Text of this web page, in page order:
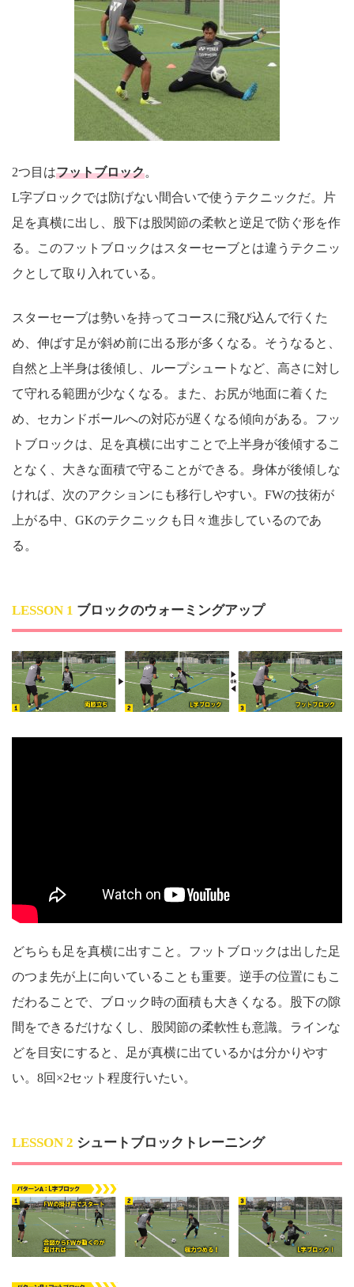
2つ目はフットブロック。
L字ブロックでは防げない間合いで使うテクニックだ。片
足を真横に出し、股下は股関節の柔軟と逆足で防ぐ形を作
る。このフットブロックはスターセーブとは違うテクニッ
クとして取り入れている。
スターセーブは勢いを持ってコースに飛び込んで行くた
め、伸ばす足が斜め前に出る形が多くなる。そうなると、
自然と上半身は後傾し、ループシュートなど、高さに対し
て守れる範囲が少なくなる。また、お尻が地面に着くた
め、セカンドボールへの対応が遅くなる傾向がある。フッ
トブロックは、足を真横に出すことで上半身が後傾するこ
となく、大きな面積で守ることができる。身体が後傾しな
ければ、次のアクションにも移行しやすい。FWの技術が
上がる中、GKのテクニックも日々進歩しているのであ
る。
LESSON 1 ブロックのウォーミングアップ
どちらも足を真横に出すこと。フットブロックは出した足
のつま先が上に向いていることも重要。逆手の位置にもこ
だわることで、ブロック時の面積も大きくなる。股下の隙
間をできるだけなくし、股関節の柔軟性も意識。ラインな
どを目安にすると、足が真横に出ているかは分かりやす
い。8回×2セット程度行いたい。
LESSON 2 シュートブロックトレーニング